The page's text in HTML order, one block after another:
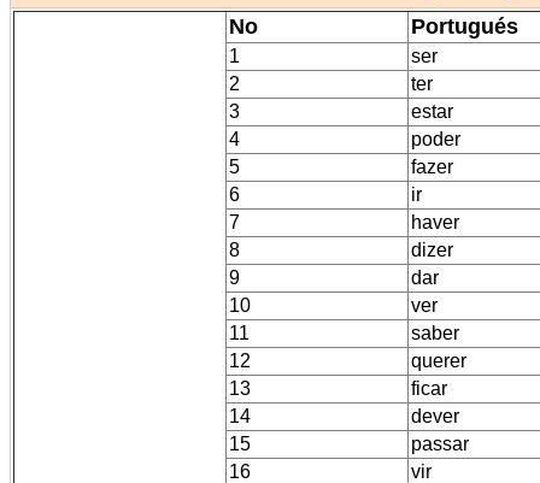
No Portugués
1
ser
2
ter
3
estar
4
poder
5
fazer
6
ir
7
haver
8
dizer
9
dar
10
ver
11
saber
12
querer
13
ficar
14
dever
15
passar
16
vir